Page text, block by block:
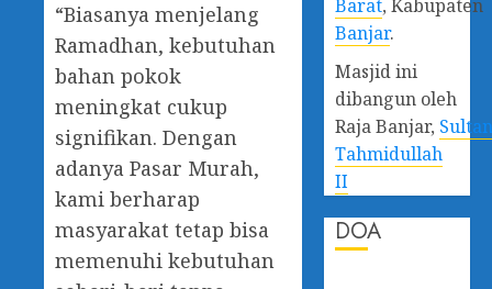
“Biasanya menjelang
Ramadhan, kebutuhan
bahan pokok
meningkat cukup
signifikan. Dengan
adanya Pasar Murah,
kami berharap
masyarakat tetap bisa
memenuhi kebutuhan
Barat, Kabupaten
Banjar.
Masjid ini
dibangun oleh
Raja Banjar,
Tahmidullah
II
DOA